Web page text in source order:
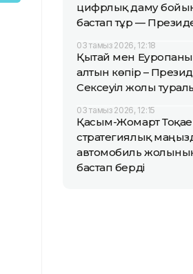
цифрлық даму
бастап тұр —
03 тамыз 2026, 12:18
Қытай мен
алтын көпір –
Сексеуіл жолы
03 тамыз 2026, 12:15
Қасым-Жомарт
стратегиялық
автомобиль
бастап берді